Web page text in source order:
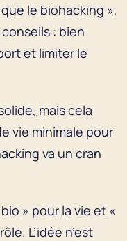
le biohacking »,
: bien
et limiter le
mais cela
vie minimale pour
va un cran
» pour la vie et «
L’idée n’est